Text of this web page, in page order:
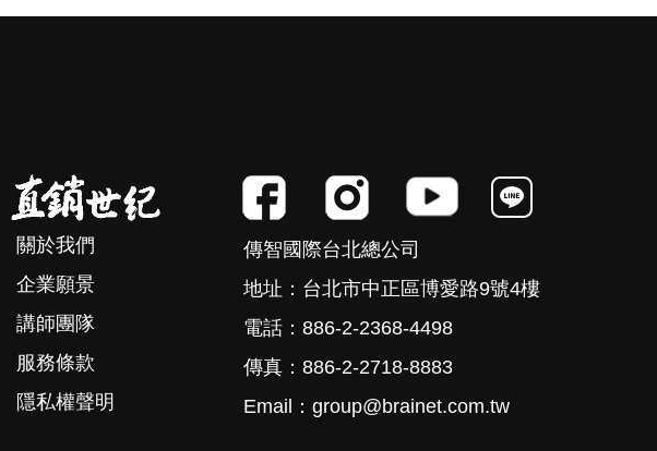
關於我們
企業願景
講師團隊
服務條款
隱私權聲明
傳智國際台北總公司
地址：台北市中正區博愛路9號4樓
電話：886-2-2368-4498
傳真：886-2-2718-8883
Email：group@brainet.com.tw